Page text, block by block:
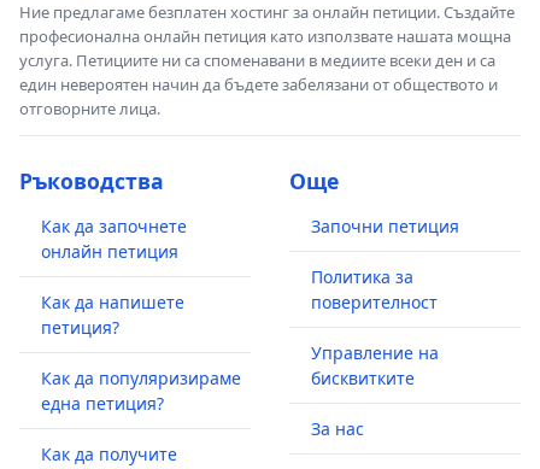
Ние предлагаме безплатен хостинг за онлайн петиции. Създайте
професионална онлайн петиция като използвате нашата мощна
услуга. Петициите ни са споменавани в медиите всеки ден и са
един невероятен начин да бъдете забелязани от обществото и
отговорните лица.
Ръководства
Как да започнете
онлайн петиция
Как да напишете
петиция?
Как да популяризираме
една петиция?
Как да получите
Още
Започни петиция
Политика за
поверителност
Управление на
бисквитките
За нас